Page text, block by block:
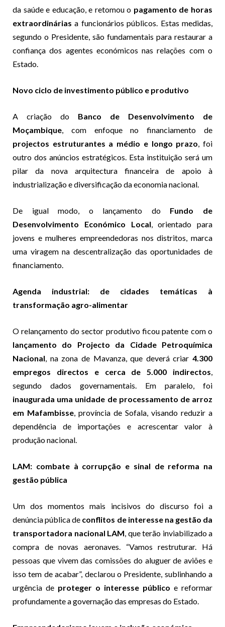
da saúde e educação, e retomou o pagamento de horas
extraordinárias a funcionários públicos. Estas medidas,
segundo o Presidente, são fundamentais para restaurar a
confiança dos agentes económicos nas relações com o
Estado.
Novo ciclo de investimento público e produtivo
A criação do Banco de Desenvolvimento de
Moçambique, com enfoque no financiamento de
projectos estruturantes a médio e longo prazo, foi
outro dos anúncios estratégicos. Esta instituição será um
pilar da nova arquitectura financeira de apoio à
industrialização e diversificação da economia nacional.
De igual modo, o lançamento do Fundo de
Desenvolvimento Económico Local, orientado para
jovens e mulheres empreendedoras nos distritos, marca
uma viragem na descentralização das oportunidades de
financiamento.
Agenda industrial: de cidades temáticas à
transformação agro-alimentar
O relançamento do sector produtivo ficou patente com o
lançamento do Projecto da Cidade Petroquímica
Nacional, na zona de Mavanza, que deverá criar 4.300
empregos directos e cerca de 5.000 indirectos,
segundo dados governamentais. Em paralelo, foi
inaugurada uma unidade de processamento de arroz
em Mafambisse, província de Sofala, visando reduzir a
dependência de importações e acrescentar valor à
produção nacional.
LAM: combate à corrupção e sinal de reforma na
gestão pública
Um dos momentos mais incisivos do discurso foi a
denúncia pública de conflitos de interesse na gestão da
transportadora nacional LAM, que terão inviabilizado a
compra de novas aeronaves. “Vamos restruturar. Há
pessoas que vivem das comissões do aluguer de aviões e
isso tem de acabar”, declarou o Presidente, sublinhando a
urgência de proteger o interesse público e reformar
profundamente a governação das empresas do Estado.